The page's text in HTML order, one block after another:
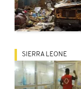
SIERRA LEONE